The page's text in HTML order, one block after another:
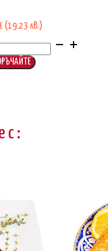
(19.23 лв.)
с :